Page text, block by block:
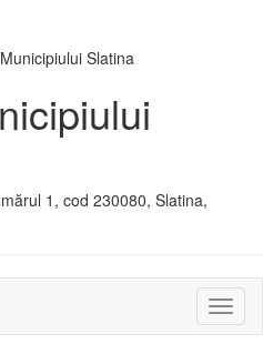
1, cod 230080, Slatina,
sau